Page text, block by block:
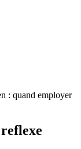
: quand employer